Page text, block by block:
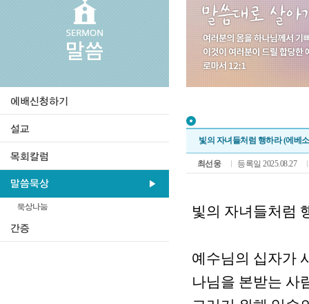
빛의 자녀들처럼 행하라 (에베
최선웅 등록일 2025.08.27